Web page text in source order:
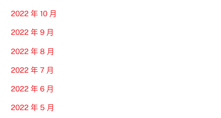
2022 年 10 月
2022 年 9 月
2022 年 8 月
2022 年 7 月
2022 年 6 月
2022 年 5 月